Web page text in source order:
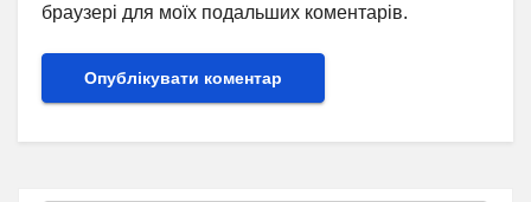
браузері для моїх подальших коментарів.